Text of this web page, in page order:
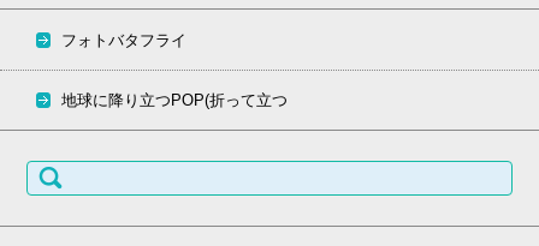
フォトバタフライ
地球に降り立つPOP(折って立つ
索: